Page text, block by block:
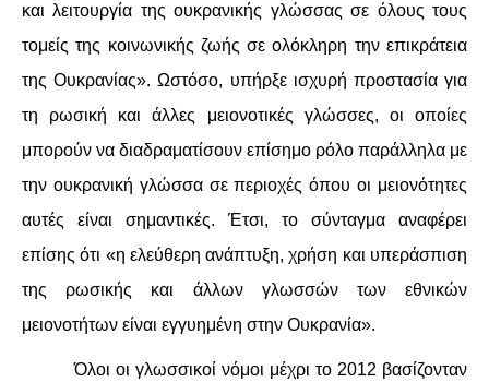
και λειτουργία της ουκρανικής γλώσσας σε όλους τους
τομείς της κοινωνικής ζωής σε ολόκληρη την επικράτεια
της Ουκρανίας». Ωστόσο, υπήρξε ισχυρή προστασία για
τη ρωσική και άλλες μειονοτικές γλώσσες, οι οποίες
μπορούν να διαδραματίσουν επίσημο ρόλο παράλληλα με
την ουκρανική γλώσσα σε περιοχές όπου οι μειονότητες
αυτές είναι σημαντικές. Έτσι, το σύνταγμα αναφέρει
επίσης ότι «η ελεύθερη ανάπτυξη, χρήση και υπεράσπιση
της ρωσικής και άλλων γλωσσών των εθνικών
μειονοτήτων είναι εγγυημένη στην Ουκρανία».
Όλοι οι γλωσσικοί νόμοι μέχρι το 2012 βασίζονταν